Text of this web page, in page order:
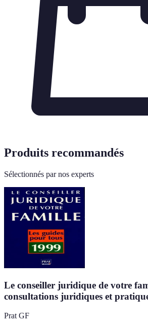
Produits recommandés
Sélectionnés par nos experts
Le conseiller juridique de votre
consultations juridiques et
Prat GF